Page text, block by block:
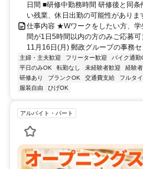
日間 ■研修中勤務時間 研修後と同
い残業、休日出勤の可能性がありま
仕事内容 ★Wワークをしたい方、
間が1日5時間以内の方のみご応募
11月16日(月) 郵政グループの事務
主婦・主夫歓迎 フリーター歓迎 バイク通勤
平日のみOK
転勤なし 未経験者歓迎 経験
研修あり
ブランクOK 交通費支給 フルタ
服装自由
ひげOK
アルバイト・パート